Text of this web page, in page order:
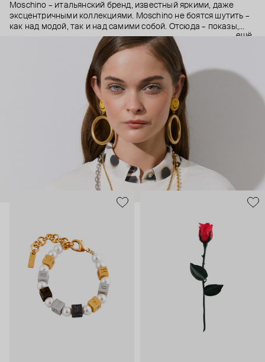
Moschino – итальянский бренд, известный яркими, даже
эксцентричными коллекциями. Moschino не боятся шутить –
как над модой, так и над самими собой. Отсюда – показы,
мгновенно становящиеся главными событиями, вирусные
выходы селебрити (помните Кэти Перри в платье-люстре на
бале Института костюма Met Gala в 2019 году?) и
коллаборации с самыми неожиданными кандидатами, от
«Улицы Сезам» до The Sims. Украшения бренда –
гипертрофированно праздничные, практически
нарисованные: с кристаллами размером с ладонь и будто бы
расплавленными сердцами.
ещё